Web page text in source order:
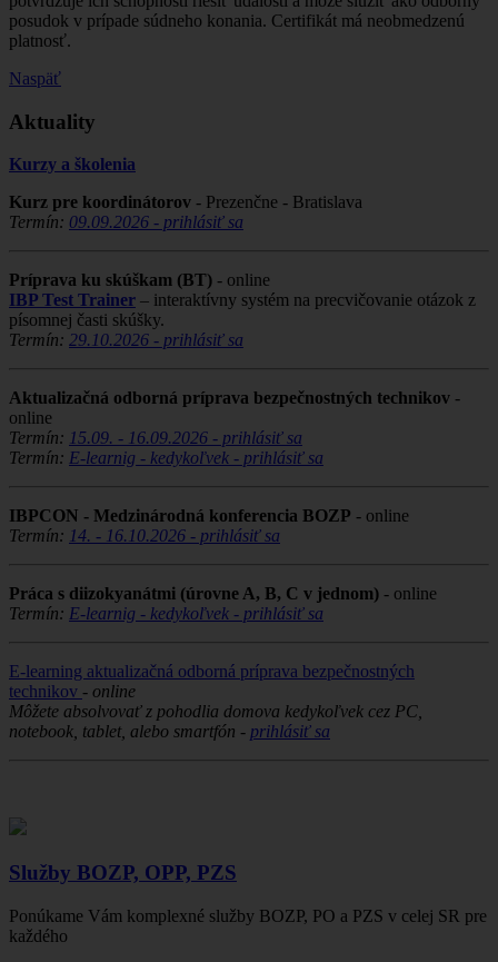
posudok v prípade súdneho konania. Certifikát má neobmedzenú
platnosť.
Naspäť
Aktuality
Kurzy a školenia
Kurz pre koordinátorov - Prezenčne - Bratislava
Termín: 09.09.2026 - prihlásiť sa
Príprava ku skúškam (BT) - online
IBP Test Trainer – interaktívny systém na precvičovanie otázok z
písomnej časti skúšky.
Termín: 29.10.2026 - prihlásiť sa
Aktualizačná odborná príprava bezpečnostných technikov -
online
Termín: 15.09. - 16.09.2026 - prihlásiť sa
Termín: E-learnig - kedykoľvek - prihlásiť sa
IBPCON - Medzinárodná konferencia BOZP - online
Termín: 14. - 16.10.2026 - prihlásiť sa
Práca s diizokyanátmi (úrovne A, B, C v jednom) - online
Termín: E-learnig - kedykoľvek - prihlásiť sa
E-learning aktualizačná odborná príprava bezpečnostných
technikov - online
Môžete absolvovať z pohodlia domova kedykoľvek cez PC,
notebook, tablet, alebo smartfón - prihlásiť sa
Služby BOZP, OPP, PZS
Ponúkame Vám komplexné služby BOZP, PO a PZS v celej SR pre
každého